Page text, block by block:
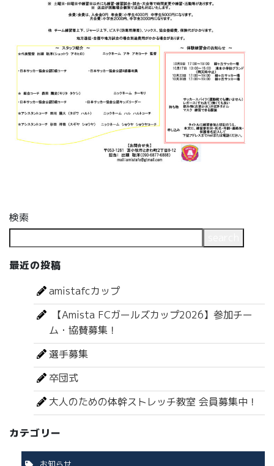
検索
最近の投稿
amistafcカップ
【Amista FCガールズカップ2026】参加チー
ム・協賛募集！
選手募集
卒団式
大人のための体幹ストレッチ教室 会員募集中！
カテゴリー